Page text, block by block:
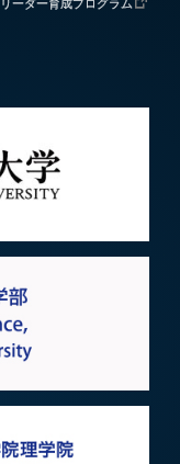
ーダー育成プログラム